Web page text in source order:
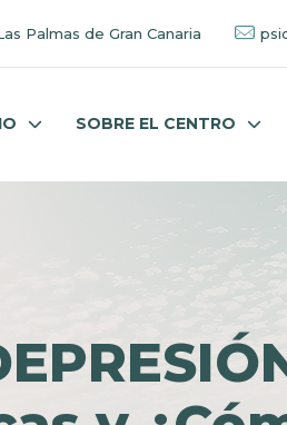
Palmas de Gran Canaria
SOBRE EL CENTRO